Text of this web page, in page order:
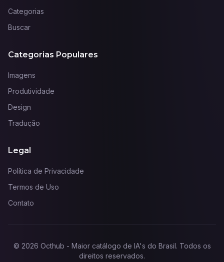
Categorias
Buscar
Categorias Populares
Imagens
Produtividade
Design
Tradução
Legal
Política de Privacidade
Termos de Uso
Contato
© 2026 Octhub - Maior catálogo de IA's do Brasil. Todos os
direitos reservados.